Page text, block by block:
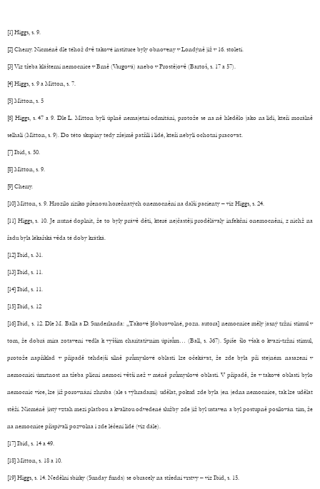
[1] Higgs, s. 9.
[2] Cherry. Nicméně dle téhož dvě takové instituce byly obnoveny v Londýně již v 16. století.
[3] Viz třeba klášterní nemocnice v Brně (Vargová) anebo v Prostějově (Bartoš, s. 17 a 57).
[4] Higgs, s. 9 a Mitton, s. 7.
[5] Mitton, s. 5
[6] Higgs, s. 47 a 9. Dle L. Mitton byli úplně nemajetní odmítáni, protože se na ně hledělo jako na lidi, kteří morálně
selhali (Mitton, s. 9). Do této skupiny tedy zřejmě patřili i lidé, kteří nebyli ochotni pracovat.
[7] Ibid, s. 50.
[8] Mitton, s. 9.
[9] Cherry.
[10] Mitton, s. 9. Hrozilo riziko přenosu horečnatých onemocnění na další pacienty – viz Higgs, s. 24.
[11] Higgs, s. 10. Je nutné doplnit, že to byly právě děti, které nejčastěji prodělávaly infekční onemocnění, z nichž na
řadu byla lékařská věda té doby krátká.
[12] Ibid, s. 31.
[13] Ibid, s. 11.
[14] Ibid, s. 11.
[15] Ibid, s. 12
[16] Ibid, s. 12. Dle M. Balla a D. Sunderlanda: „Takové [dobrovolné, pozn. autora] nemocnice měly jasný tržní stimul v
tom, že dobrá míra zotavení vedla k vyšším charitativním úpisům… (Ball, s. 367). Spíše šlo však o kvazi-tržní stimul,
protože například v případě tehdejší silně průmyslové oblasti lze očekávat, že zde byla při stejném nasazení v
nemocnici úmrtnost na třeba plicní nemoci větší než v méně průmyslové oblasti. V případě, že v takové oblasti bylo
nemocnic více, lze již porovnání zhruba (ale s výhradami) udělat, pokud zde byla jen jedna nemocnice, tak lze udělat
stěží. Nicméně jistý vztah mezi platbou a kvalitou odvedené služby zde již byl ustaven a byl postupně posilován tím, že
na nemocnice přispívali pozvolna i zde léčení lidé (viz dále).
[17] Ibid, s. 14 a 49.
[18] Mitton, s. 18 a 10.
[19] Higgs, s. 14. Nedělní sbírky (Sunday funds) se obracely na střední vrstvy – viz Ibid, s. 15.